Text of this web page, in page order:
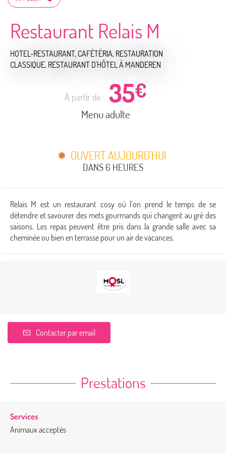
Restaurant Relais M
HOTEL-RESTAURANT, CAFÉTÉRIA, RESTAURATION
CLASSIQUE, RESTAURANT D'HÔTEL À MANDEREN
À partir de : 35€
Menu adulte
OUVERT AUJOURD'HUI
DANS 6 HEURES
Relais M est un restaurant cosy où l’on prend le temps de se
détendre et savourer des mets gourmands qui changent au gré des
saisons. Les repas peuvent être pris dans la grande salle avec sa
cheminée ou bien en terrasse pour un air de vacances.
Contacter par email
Prestations
Services
Animaux acceptés